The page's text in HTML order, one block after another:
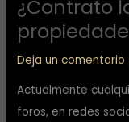
¿Contrato
Deja un comentario
Actualmente
foros, en redes